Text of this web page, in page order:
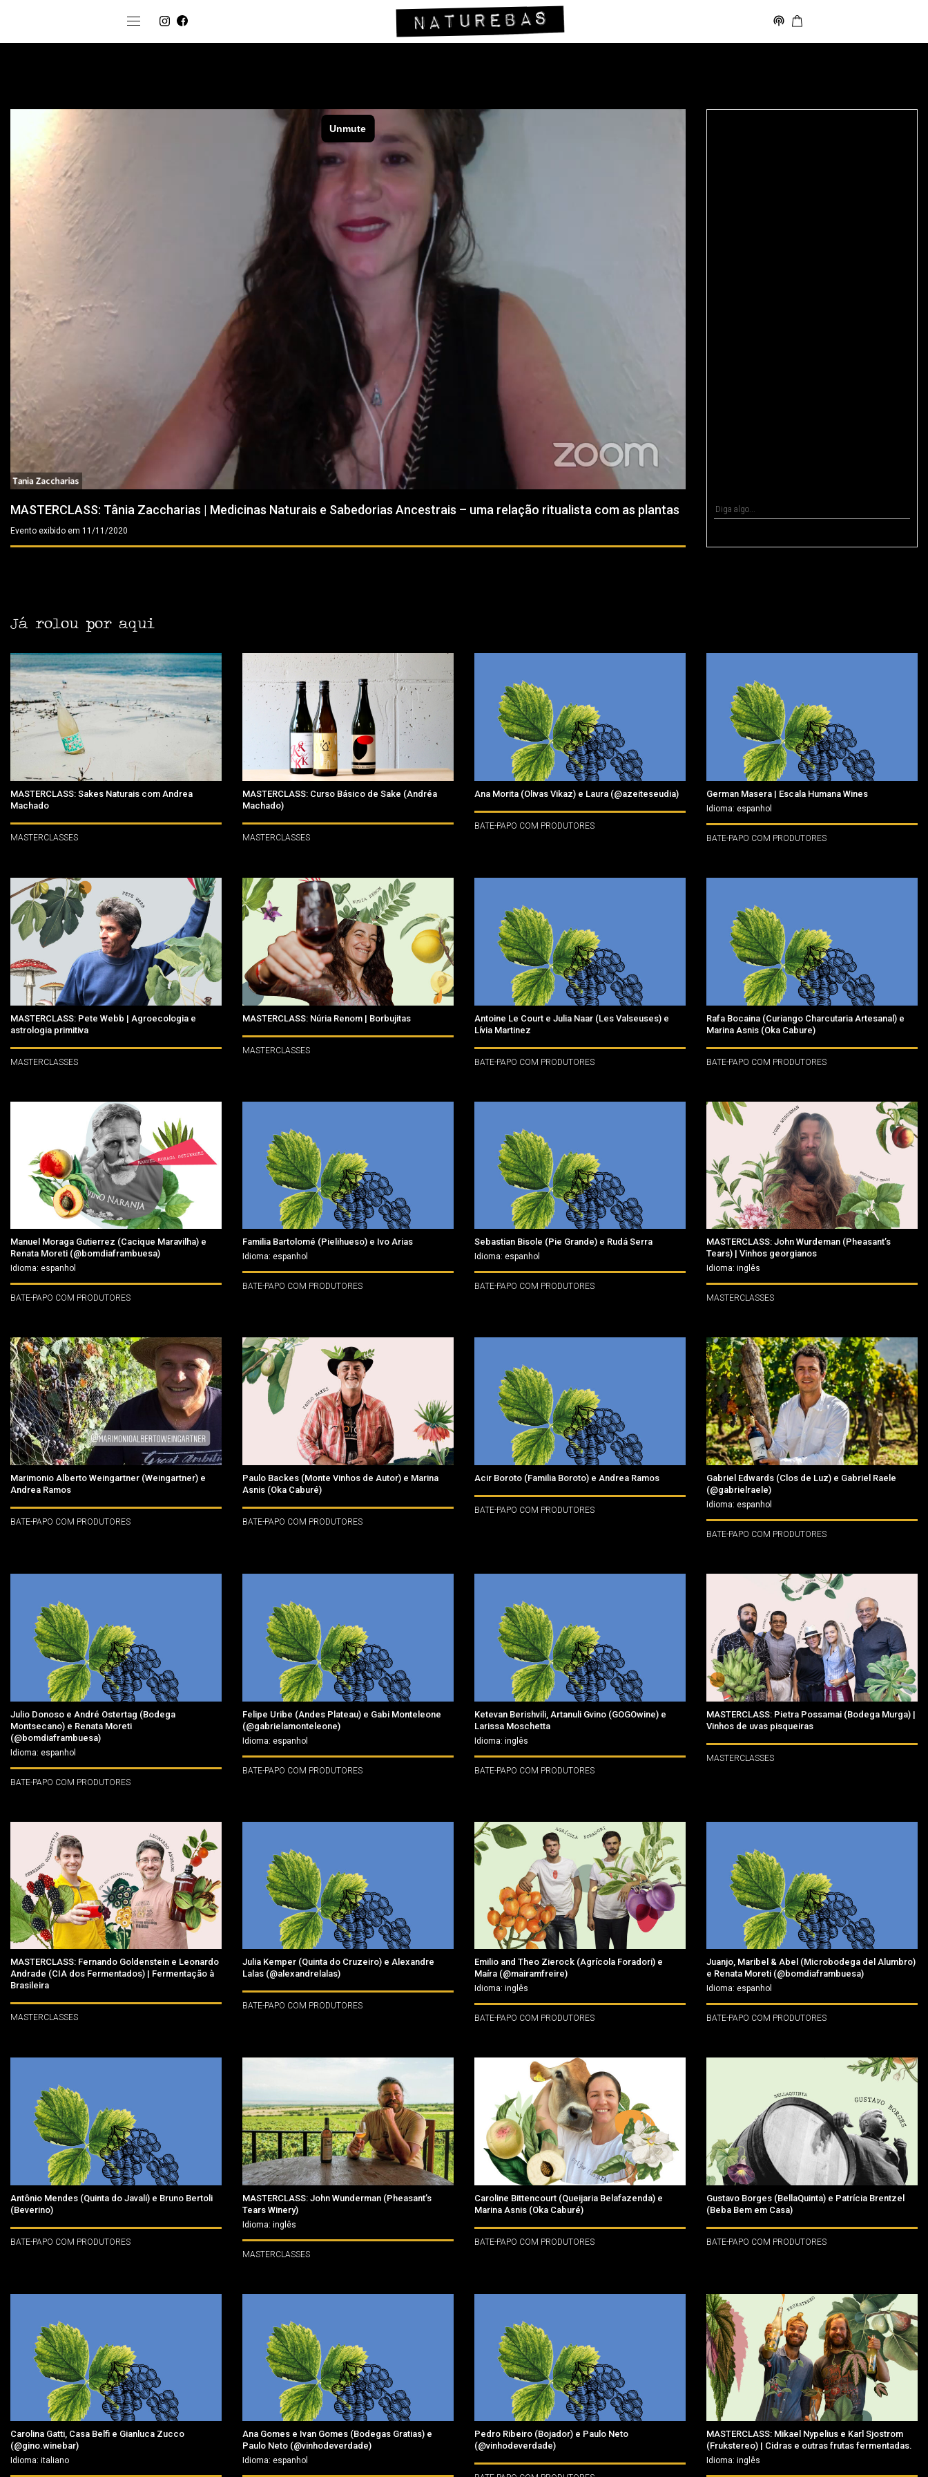
MASTERCLASS: Tânia Zaccharias | Medicinas Naturais e Sabedorias Ancestrais – uma relação ritualista com as plantas
Evento exibido em 11/11/2020
Já rolou por aqui
MASTERCLASS: Sakes Naturais com Andrea
Machado
MASTERCLASSES
MASTERCLASS: Curso Básico de Sake (Andréa
Machado)
MASTERCLASSES
Ana Morita (Olivas Vikaz) e Laura (@azeiteseudia)
BATE-PAPO COM PRODUTORES
German Masera | Escala Humana Wines
Idioma: espanhol
BATE-PAPO COM PRODUTORES
MASTERCLASS: Pete Webb | Agroecologia e
astrologia primitiva
MASTERCLASSES
MASTERCLASS: Núria Renom | Borbujitas
MASTERCLASSES
Antoine Le Court e Julia Naar (Les Valseuses) e
Lívia Martinez
BATE-PAPO COM PRODUTORES
Rafa Bocaina (Curiango Charcutaria Artesanal) e
Marina Asnis (Oka Cabure)
BATE-PAPO COM PRODUTORES
Manuel Moraga Gutierrez (Cacique Maravilha) e
Renata Moreti (@bomdiaframbuesa)
Idioma: espanhol
BATE-PAPO COM PRODUTORES
Familia Bartolomé (Pielihueso) e Ivo Arias
Idioma: espanhol
BATE-PAPO COM PRODUTORES
Sebastian Bisole (Pie Grande) e Rudá Serra
Idioma: espanhol
BATE-PAPO COM PRODUTORES
MASTERCLASS: John Wurdeman (Pheasant’s
Tears) | Vinhos georgianos
Idioma: inglês
MASTERCLASSES
Marimonio Alberto Weingartner (Weingartner) e
Andrea Ramos
BATE-PAPO COM PRODUTORES
Paulo Backes (Monte Vinhos de Autor) e Marina
Asnis (Oka Caburé)
BATE-PAPO COM PRODUTORES
Acir Boroto (Familia Boroto) e Andrea Ramos
BATE-PAPO COM PRODUTORES
Gabriel Edwards (Clos de Luz) e Gabriel Raele
(@gabrielraele)
Idioma: espanhol
BATE-PAPO COM PRODUTORES
Julio Donoso e André Ostertag (Bodega
Montsecano) e Renata Moreti
(@bomdiaframbuesa)
Idioma: espanhol
BATE-PAPO COM PRODUTORES
Felipe Uribe (Andes Plateau) e Gabi Monteleone
(@gabrielamonteleone)
Idioma: espanhol
BATE-PAPO COM PRODUTORES
Ketevan Berishvili, Artanuli Gvino (GOGOwine) e
Larissa Moschetta
Idioma: inglês
BATE-PAPO COM PRODUTORES
MASTERCLASS: Pietra Possamai (Bodega Murga) |
Vinhos de uvas pisqueiras
MASTERCLASSES
MASTERCLASS: Fernando Goldenstein e Leonardo
Andrade (CIA dos Fermentados) | Fermentação à
Brasileira
MASTERCLASSES
Julia Kemper (Quinta do Cruzeiro) e Alexandre
Lalas (@alexandrelalas)
BATE-PAPO COM PRODUTORES
Emilio and Theo Zierock (Agrícola Foradori) e
Maíra (@mairamfreire)
Idioma: inglês
BATE-PAPO COM PRODUTORES
Juanjo, Maribel & Abel (Microbodega del Alumbro)
e Renata Moreti (@bomdiaframbuesa)
Idioma: espanhol
BATE-PAPO COM PRODUTORES
Antônio Mendes (Quinta do Javali) e Bruno Bertoli
(Beverino)
BATE-PAPO COM PRODUTORES
MASTERCLASS: John Wunderman (Pheasant’s
Tears Winery)
Idioma: inglês
MASTERCLASSES
Caroline Bittencourt (Queijaria Belafazenda) e
Marina Asnis (Oka Caburé)
BATE-PAPO COM PRODUTORES
Gustavo Borges (BellaQuinta) e Patrícia Brentzel
(Beba Bem em Casa)
BATE-PAPO COM PRODUTORES
Carolina Gatti, Casa Belfi e Gianluca Zucco
(@gino.winebar)
Idioma: italiano
Ana Gomes e Ivan Gomes (Bodegas Gratias) e
Paulo Neto (@vinhodeverdade)
Idioma: espanhol
Pedro Ribeiro (Bojador) e Paulo Neto
(@vinhodeverdade)
MASTERCLASS: Mikael Nypelius e Karl Sjostrom
(Frukstereo) | Cidras e outras frutas fermentadas.
Idioma: inglês